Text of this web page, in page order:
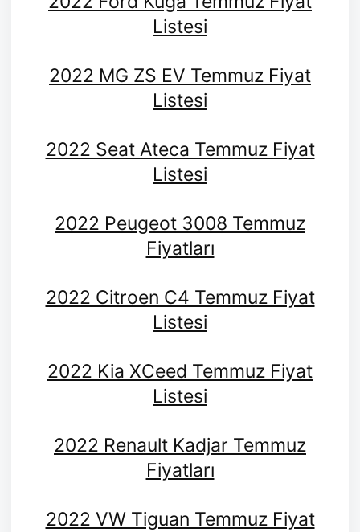
Listesi
2022 MG ZS EV Temmuz Fiyat
Listesi
2022 Seat Ateca Temmuz Fiyat
Listesi
2022 Peugeot 3008 Temmuz
Fiyatları
2022 Citroen C4 Temmuz Fiyat
Listesi
2022 Kia XCeed Temmuz Fiyat
Listesi
2022 Renault Kadjar Temmuz
Fiyatları
2022 VW Tiguan Temmuz Fiyat